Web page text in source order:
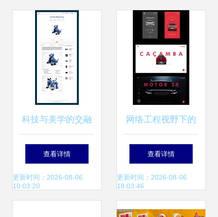
科技与美学的交融
引领未来的高科技
产品网页设计
查看详情
更新时间：2026-08-06
10:03:20
网络工程视野下的
优秀网站网页设计
作品解析
查看详情
更新时间：2026-08-06
18:03:46